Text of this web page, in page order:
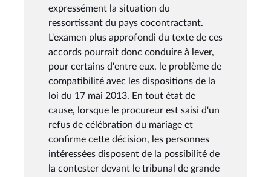
expressément la situation du
ressortissant du pays cocontractant.
L'examen plus approfondi du texte de ces
accords pourrait donc conduire à lever,
pour certains d'entre eux, le problème de
compatibilité avec les dispositions de la
loi du 17 mai 2013. En tout état de
cause, lorsque le procureur est saisi d'un
refus de célébration du mariage et
confirme cette décision, les personnes
intéressées disposent de la possibilité de
la contester devant le tribunal de grande